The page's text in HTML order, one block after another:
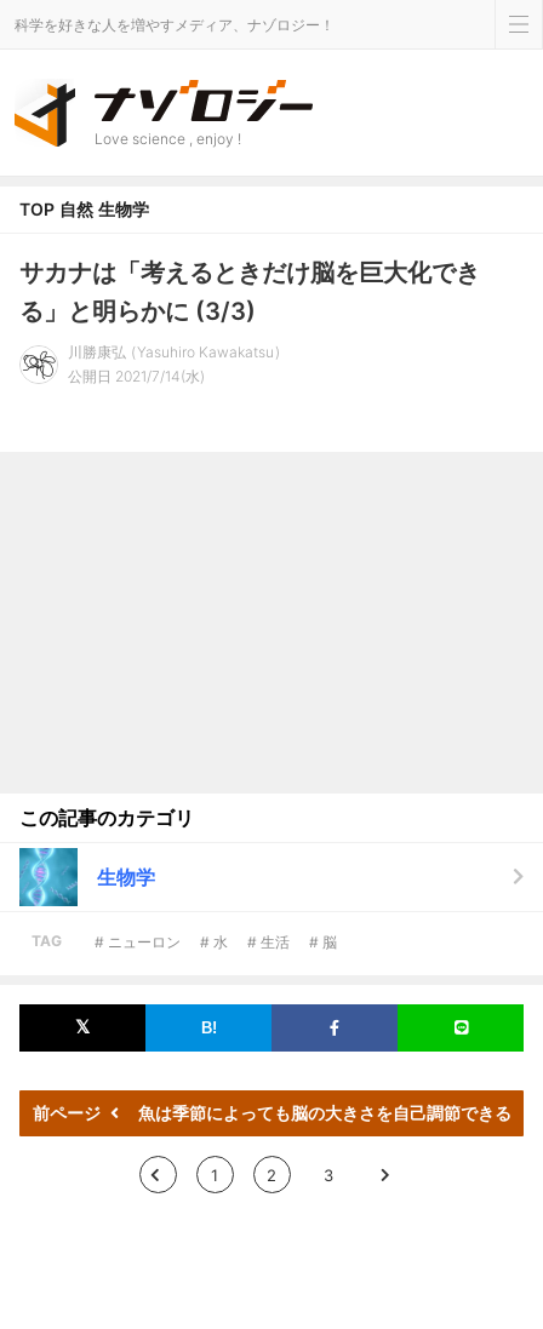
科学を好きな人を増やすメディア、ナゾロジー！
Love science , enjoy !
TOP 自然 生物学
サカナは「考えるときだけ脳を巨大化でき
る」と明らかに (3/3)
川勝康弘
Yasuhiro Kawakatsu
公開日 2021/7/14(水)
この記事のカテゴリ
生物学
TAG # ニューロン # 水 # 生活 # 脳
前ページ 魚は季節によっても脳の大きさを自己調節できる
< 1 2 3 >